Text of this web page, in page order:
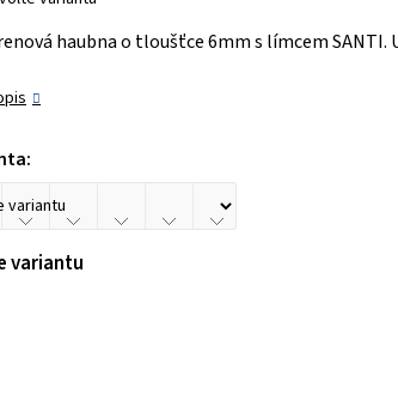
haubna o tloušťce 6mm s límcem SANTI.
variantu